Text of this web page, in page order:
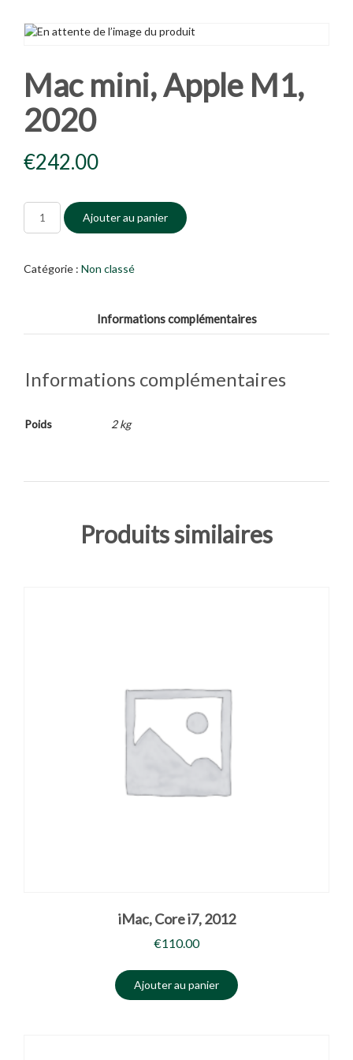
Mac mini, Apple M1,
2020
€242.00
Ajouter au panier
Catégorie : Non classé
Informations complémentaires
Informations complémentaires
Poids 2 kg
Produits similaires
iMac, Core i7, 2012
€110.00
Ajouter au panier